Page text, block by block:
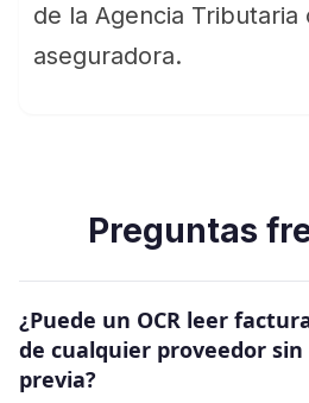
de la Agencia
aseguradora.
Preguntas
¿Puede un OCR leer
de cualquier proveedor
previa?